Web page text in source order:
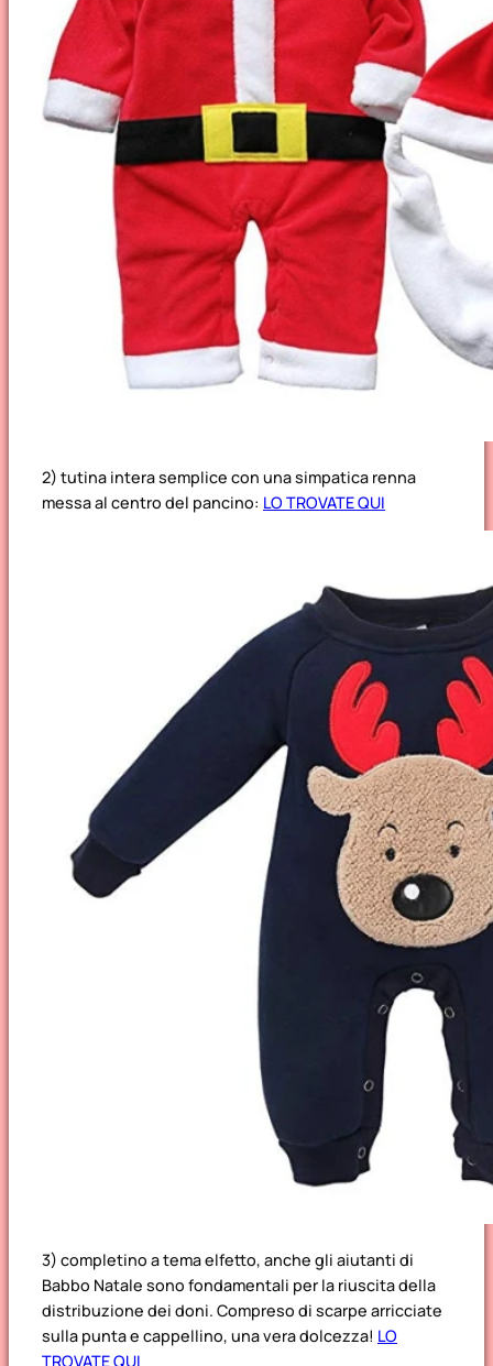
2) tutina intera semplice con una simpatica renna
messa al centro del pancino: LO TROVATE QUI
3) completino a tema elfetto, anche gli aiutanti di
Babbo Natale sono fondamentali per la riuscita della
distribuzione dei doni. Compreso di scarpe arricciate
sulla punta e cappellino, una vera dolcezza! LO
TROVATE QUI